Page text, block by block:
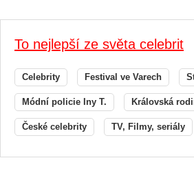
To nejlepší ze světa celebrit
Celebrity Festival ve Varech
Módní policie Iny T. Královská
České celebrity TV, Filmy, seriály